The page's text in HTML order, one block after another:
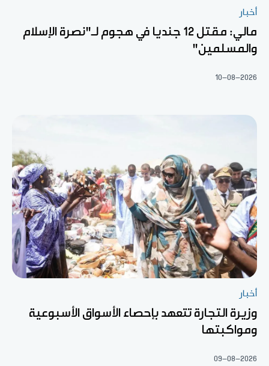
أخبار
مالي: مقتل 12 جنديا في هجوم لـ"نصرة الإسلام
والمسلمين"
10-08-2026
أخبار
وزيرة التجارة تتعهد بإحصاء الأسواق الأسبوعية
ومواكبتها
09-08-2026